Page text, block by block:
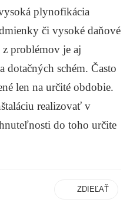
plynofikácia
či vysoké daňové
problémov je aj
schém. Často
len na určité obdobie.
realizovať v
do toho určite
ZDIEĽAŤ